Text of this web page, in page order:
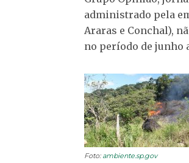
administrado pela
Araras e Conchal),
no período de junho
Foto: ambiente.sp.gov